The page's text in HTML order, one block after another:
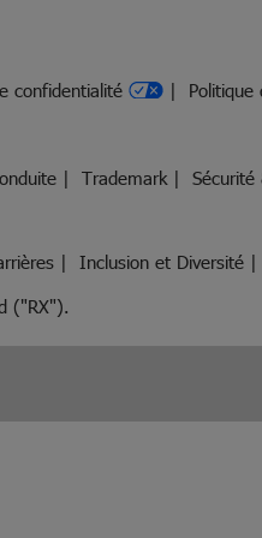
confidentialité
Trademark Sécurité
Inclusion et Diversité
("RX").